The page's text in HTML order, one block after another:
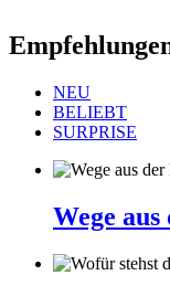
NEU
BELIEBT
SURPRISE
Wege